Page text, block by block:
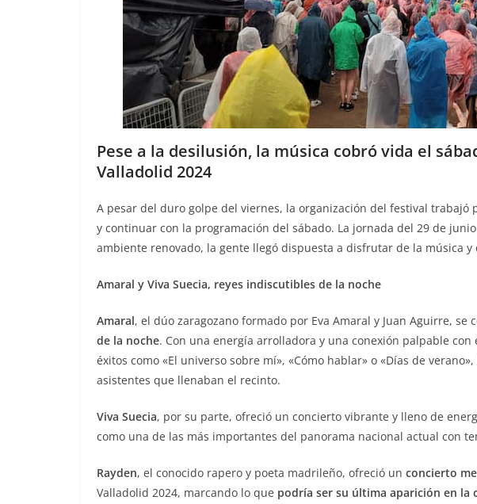
Pese a la desilusión, la música cobró vida el
Valladolid 2024
A pesar del duro golpe del viernes, la organización del festival trabajó
y continuar con la programación del sábado. La jornada del 29 de
ambiente renovado, la gente llegó dispuesta a disfrutar de la música
Amaral y Viva Suecia, reyes indiscutibles de la noche
Amaral, el dúo zaragozano formado por Eva Amaral y Juan Aguirre, se
de la noche. Con una energía arrolladora y una conexión palpable
éxitos como «El universo sobre mí», «Cómo hablar» o «Días de
asistentes que llenaban el recinto.
Viva Suecia, por su parte, ofreció un concierto vibrante y lleno de
como una de las más importantes del panorama nacional actual con
Rayden, el conocido rapero y poeta madrileño, ofreció un concierto
Valladolid 2024, marcando lo que podría ser su última aparición en la